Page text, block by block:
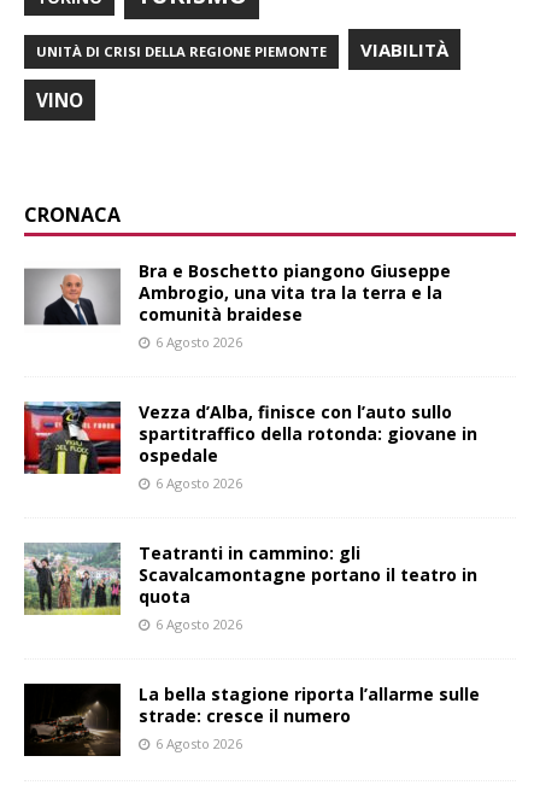
UNITÀ DI CRISI DELLA REGIONE PIEMONTE VIABILITÀ
VINO
CRONACA
Bra e Boschetto piangono Giuseppe
Ambrogio, una vita tra la terra e la
comunità braidese
6 Agosto 2026
Vezza d’Alba, finisce con l’auto sullo
spartitraffico della rotonda: giovane in
ospedale
6 Agosto 2026
Teatranti in cammino: gli
Scavalcamontagne portano il teatro in
quota
6 Agosto 2026
La bella stagione riporta l’allarme sulle
strade: cresce il numero
6 Agosto 2026